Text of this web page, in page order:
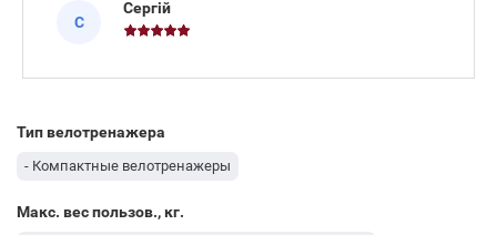
звичайні домашні потреби. Купив тут Everfit Upright
Bike BFK 350 і за два тижні р
С
Сергій
Тип велотренажера
- Компактные велотренажеры
Макс. вес пользов., кг.